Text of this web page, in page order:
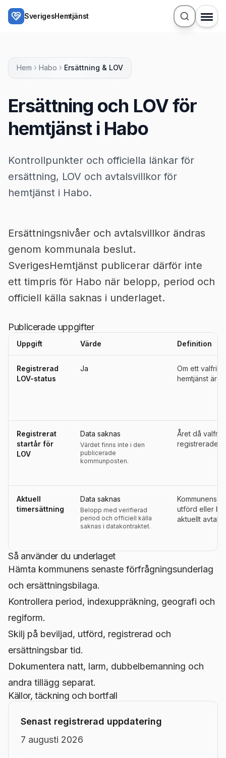
Hoppa till huvudinnehåll
SverigesHemtjänst
Hem Habo Ersättning & LOV
Ersättning och LOV för
hemtjänst i Habo
Kontrollpunkter och officiella länkar för
ersättning, LOV och avtalsvillkor för
hemtjänst i Habo.
Ersättningsnivåer och avtalsvillkor ändras
genom kommunala beslut.
SverigesHemtjänst publicerar därför inte
ett timpris för Habo när belopp, period och
officiell källa saknas i underlaget.
Publicerade uppgifter
Uppgift Värde Definition
Registrerad
LOV-status
Ja
Om ett
hemtjänst är
Registrerat
startår för
LOV
Data saknas
Värdet finns inte i den
publicerade
kommunposten.
Året då
registrerades
Aktuell
timersättning
Data saknas
Belopp med verifierad
period och officiell källa
saknas i datakontraktet.
Kommunens
utförd eller
aktuellt
Så använder du underlaget
Hämta kommunens senaste förfrågningsunderlag
och ersättningsbilaga.
Kontrollera period, indexuppräkning, geografi och
regiform.
Skilj på beviljad, utförd, registrerad och
ersättningsbar tid.
Dokumentera natt, larm, dubbelbemanning och
andra tillägg separat.
Källor, täckning och bortfall
Senast registrerad uppdatering
7 augusti 2026